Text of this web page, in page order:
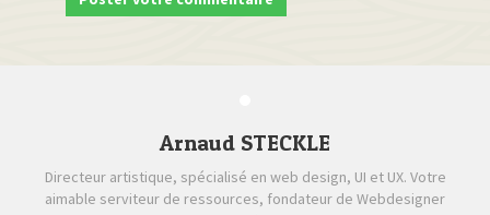
Arnaud STECKLE
Directeur artistique, spécialisé en web design, UI et UX. Votre
aimable serviteur de ressources, fondateur de Webdesigner